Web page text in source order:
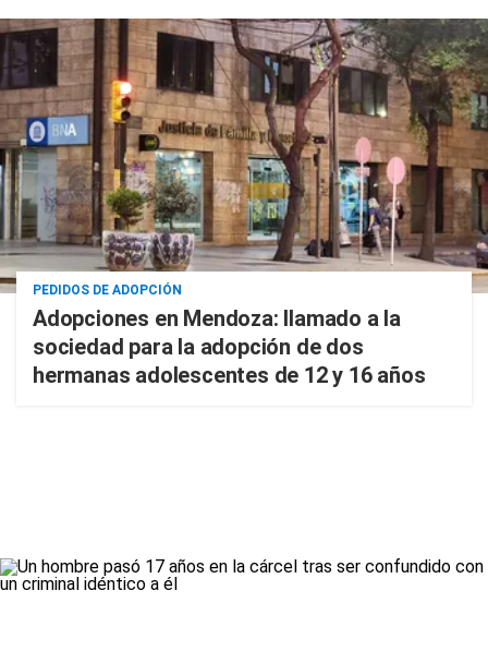
PEDIDOS DE ADOPCIÓN
Adopciones en Mendoza: llamado a la
sociedad para la adopción de dos
hermanas adolescentes de 12 y 16 años